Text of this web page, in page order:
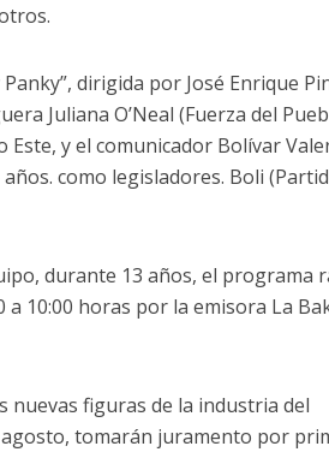
dirigida por José Enrique
Juliana O’Neal (Fuerza del
y el comunicador Bolívar
como legisladores. Boli
durante 13 años, el programa
a 10:00 horas por la emisora ​​La
nuevas figuras de la industria del
tomarán juramento por